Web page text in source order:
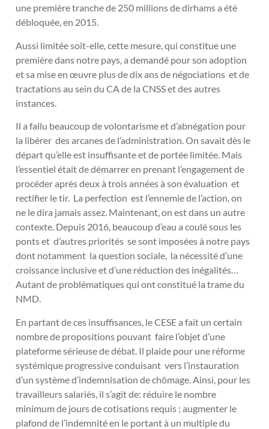
une première tranche de 250 millions de dirhams a été
débloquée, en 2015.
Aussi limitée soit-elle, cette mesure, qui constitue une
première dans notre pays, a demandé pour son adoption
et sa mise en œuvre plus de dix ans de négociations et de
tractations au sein du CA de la CNSS et des autres
instances.
Il a fallu beaucoup de volontarisme et d’abnégation pour
la libérer des arcanes de l’administration. On savait dès le
départ qu’elle est insuffisante et de portée limitée. Mais
l’essentiel était de démarrer en prenant l’engagement de
procéder après deux à trois années à son évaluation et
rectifier le tir. La perfection est l’ennemie de l’action, on
ne le dira jamais assez. Maintenant, on est dans un autre
contexte. Depuis 2016, beaucoup d’eau a coulé sous les
ponts et d’autres priorités se sont imposées à notre pays
dont notamment la question sociale, la nécessité d’une
croissance inclusive et d’une réduction des inégalités…
Autant de problématiques qui ont constitué la trame du
NMD.
En partant de ces insuffisances, le CESE a fait un certain
nombre de propositions pouvant faire l’objet d’une
plateforme sérieuse de débat. Il plaide pour une réforme
systémique progressive conduisant vers l’instauration
d’un système d’indemnisation de chômage. Ainsi, pour les
travailleurs salariés, il s’agit de: réduire le nombre
minimum de jours de cotisations requis ; augmenter le
plafond de l’indemnité en le portant à un multiple du